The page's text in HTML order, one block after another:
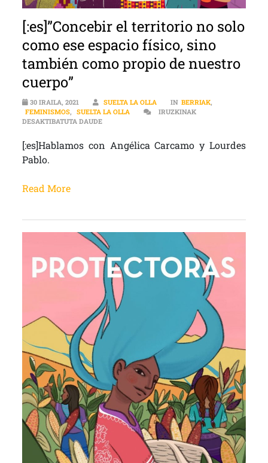
[:es]”Concebir el territorio no solo
como ese espacio físico, sino
también como propio de nuestro
cuerpo”
30 IRAILA, 2021 SUELTA LA OLLA IN BERRIAK,
FEMINISMOS, SUELTA LA OLLA
IRUZKINAK
DESAKTIBATUTA DAUDE[:ES]”CONCEBIR EL TERRITORIO NO SOLO COMO
[:es]Hablamos con Angélica Carcamo y Lourdes
Pablo.
Read More